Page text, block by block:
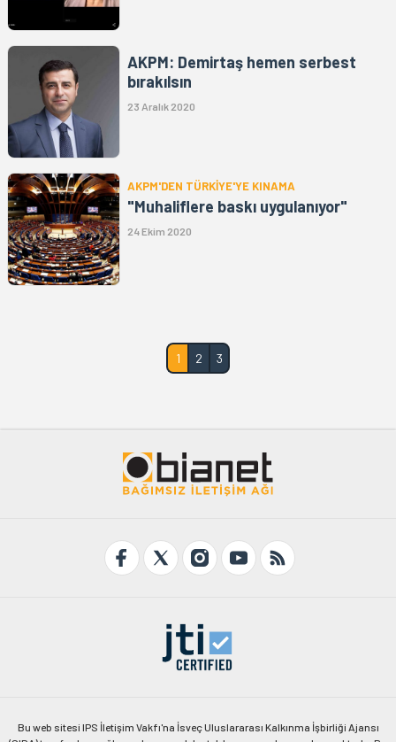
AKPM: Demirtaş hemen serbest
bırakılsın
23 Aralık 2020
AKPM'DEN TÜRKİYE'YE KINAMA
"Muhaliflere baskı uygulanıyor"
24 Ekim 2020
1 2 3
Bu web sitesi IPS İletişim Vakfı'na İsveç Uluslararası Kalkınma İşbirliği Ajansı